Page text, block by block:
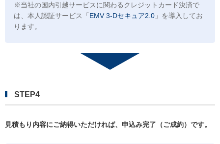
※当社の国内引越サービスに関わるクレジットカード決済で
は、本人認証サービス「 EMV 3-Dセキュア2.0」を導入してお
ります。
STEP4
見積もり内容にご納得いただければ、申込み完了（ご成約）です。